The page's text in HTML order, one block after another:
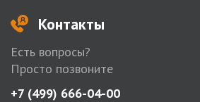
Контакты
Есть вопросы?
Просто позвоните
+7 (499) 666-04-00